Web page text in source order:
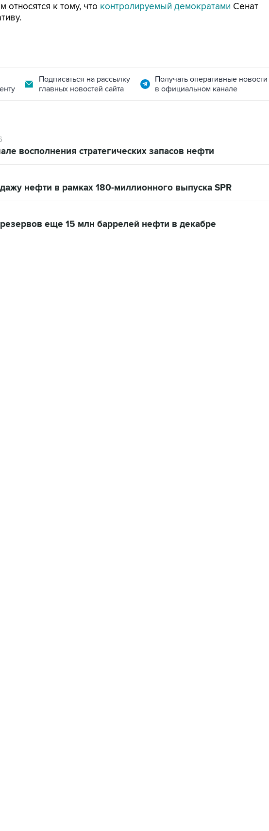
относятся к тому, что контролируемый демократами Сенат
Подписаться на рассылку
главных новостей сайта
Получать оперативные новости
в официальном канале
восполнения стратегических запасов нефти
нефти в рамках 180-миллионного выпуска SPR
еще 15 млн баррелей нефти в декабре